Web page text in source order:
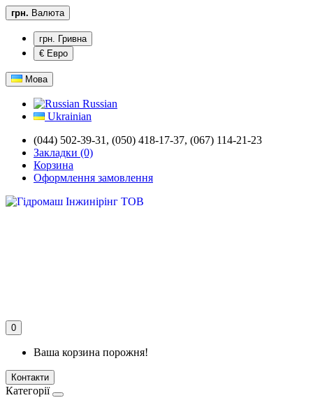
грн. Валюта
грн. Гривна
€ Евро
Мова
Russian
Ukrainian
(044) 502-39-31, (050) 418-17-37, (067) 114-21-23
Закладки (0)
Корзина
Оформлення замовлення
0
Ваша корзина порожня!
Контакти
Категорії